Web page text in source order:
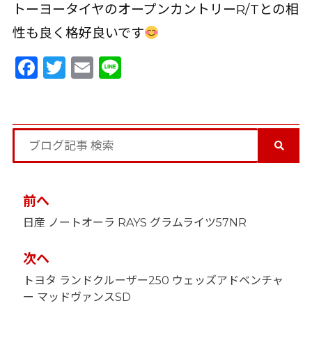
トーヨータイヤのオープンカントリーR/Tとの相
性も良く格好良いです
Facebook
Twitter
Email
Line
投
稿
ナ
ゲ
ー
シ
ョ
前へ
日産 ノートオーラ RAYS グラムライツ57NR
次ヘ
トヨタ ランドクルーザー250 ウェッズアドベンチャ
ー マッドヴァンスSD